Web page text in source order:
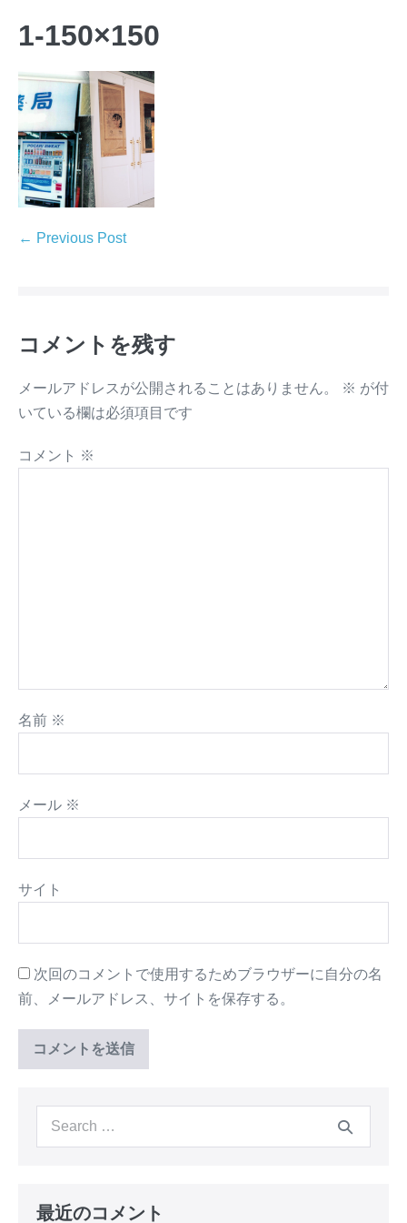
1-150×150
← Previous Post
コメントを残す
メールアドレスが公開されることはありません。 ※ が付
いている欄は必須項目です
コメント ※
名前 ※
メール ※
サイト
次回のコメントで使用するためブラウザーに自分の名
前、メールアドレス、サイトを保存する。
最近のコメント